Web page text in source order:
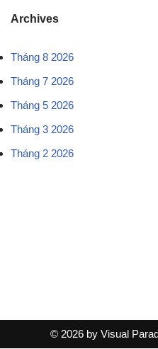
Archives
Tháng 8 2026
Tháng 7 2026
Tháng 5 2026
Tháng 3 2026
Tháng 2 2026
© 2026 by Visual